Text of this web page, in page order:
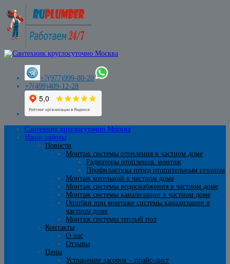
+7(977)999-80-20
+7(499)409-12-28
Сантехник круглосуточно Москва
Наши работы
Новости
Монтаж системы отопления в частном доме
Радиаторы отопления. монтаж
Профилактика перед отопительным сезоном
Монтаж котельной в частном доме
Монтаж системы водоснабжения в частном доме
Монтаж системы канализации в частном доме
Ошибки при монтаже системы канализации в
частном доме
Монтаж системы теплый пол
Контакты
О нас
Отзывы
Цены
Устранение засоров – прайс-лист